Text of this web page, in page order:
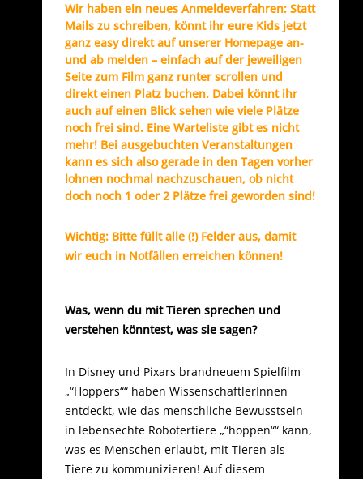
Wir haben ein neues Anmeldeverfahren: Statt
Mails zu schreiben, könnt ihr eure Kids jetzt
ganz easy direkt auf unserer Homepage an-
und ab melden – einfach auf der jeweiligen
Seite zum Film ganz runter scrollen und
direkt einen Platz buchen. Dabei könnt ihr
auch auf einen Blick sehen wie viele Plätze
noch frei sind. Eine Warteliste gibt es nicht
mehr! Bei ausgebuchten Veranstaltungen
kann es sich also gerade in den Tagen vorher
lohnen nochmal nachzuschauen, ob nicht
doch noch 1 oder 2 Plätze frei geworden sind!
Wichtig: Bitte füllt alle (!) Felder aus, damit
wir euch in Notfällen erreichen können!
Was, wenn du mit Tieren sprechen und
verstehen könntest, was sie sagen?
In Disney und Pixars brandneuem Spielfilm
„“Hoppers““ haben WissenschaftlerInnen
entdeckt, wie das menschliche Bewusstsein
in lebensechte Robotertiere „“hoppen““ kann,
was es Menschen erlaubt, mit Tieren als
Tiere zu kommunizieren! Auf diesem